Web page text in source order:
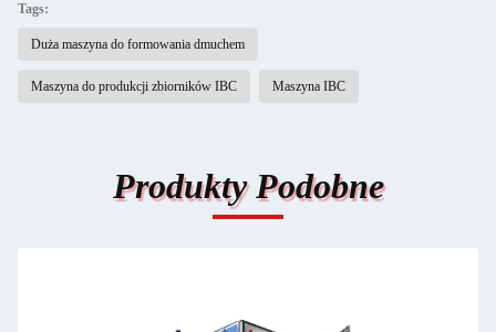
Tags:
Duża maszyna do formowania dmuchem
Maszyna do produkcji zbiorników IBC Maszyna IBC
Produkty Podobne